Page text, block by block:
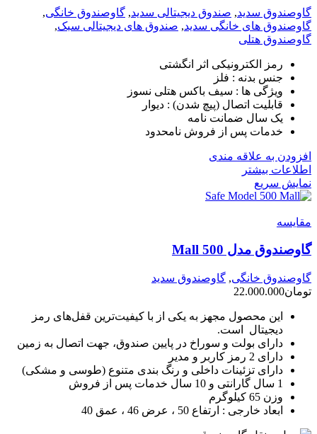
گاوصندوق سدید, صندوق دیجیتالی سدید, گاوصندوق خانگی,
گاوصندوق های خانگی سدید, صندوق های دیجیتالی سبک,
گاوصندوق هتلی
رمز الکترونیکی اثر انگشتی
جنس بدنه : فلز
ویژگی ها : سیف باکس هتلی نسوز
قابلیت اتصال (پیچ شدن) : دیوار
یک سال ضمانت نامه
خدمات پس از فروش نامحدود
افزودن به علاقه مندی
اطلاعات بیشتر
نمایش سریع
مقايسه
گاوصندوق مدل 500 Mall
گاوصندوق خانگی, گاوصندوق سدید
تومان22.000.000
این محصول مجهز به یکی از با کیفیت‌ترین قفل‌های رمز
دیجیتال است.
دارای بولت و سوراخ در پایین صندوق، جهت اتصال به زمین
دارای 2 رمز کاربر و مدیر
دارای تزئینات داخلی و رنگ بندی متنوع (طوسی و مشکی)
1 سال گارانتی و 10 سال خدمات پس از فروش
وزن 65 کیلوگرم
ابعاد خارجی : ارتفاع 50 ، عرض 46 ، عمق 40